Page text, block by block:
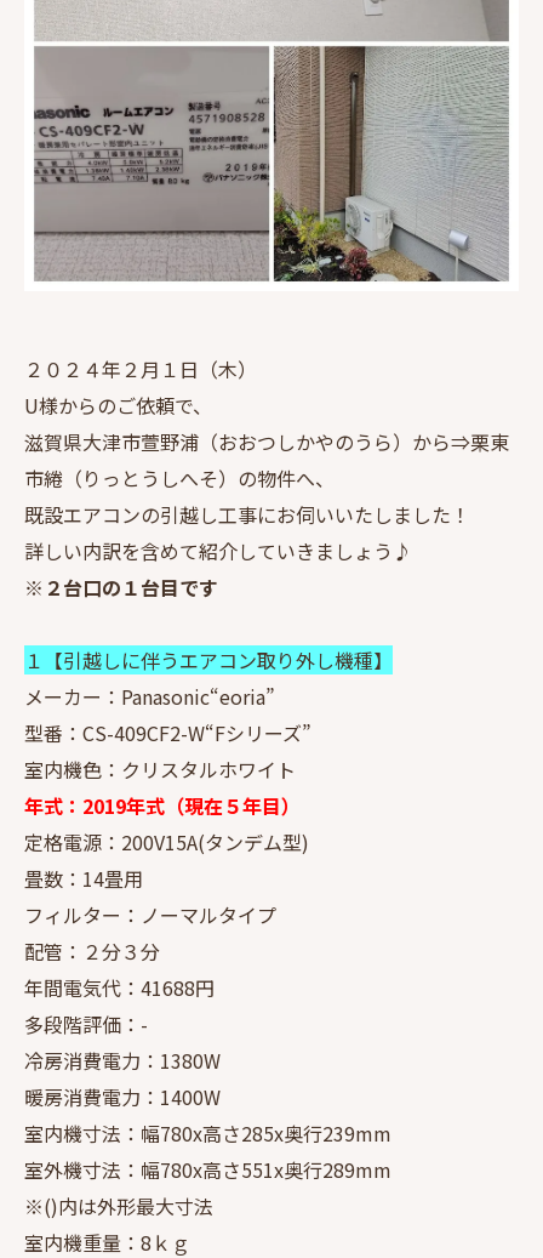
２０２４年２月１日（木）
U様からのご依頼で、
滋賀県大津市萱野浦（おおつしかやのうら）から⇒栗東
市綣（りっとうしへそ）の物件へ、
既設エアコンの引越し工事にお伺いいたしました！
詳しい内訳を含めて紹介していきましょう♪
※２台口の１台目です
１【引越しに伴うエアコン取り外し機種】
メーカー：Panasonic“eoria”
型番：CS-409CF2-W“Fシリーズ”
室内機色：クリスタルホワイト
年式：2019年式（現在５年目）
定格電源：200V15A(タンデム型)
畳数：14畳用
フィルター：ノーマルタイプ
配管：２分３分
年間電気代：41688円
多段階評価：-
冷房消費電力：1380W
暖房消費電力：1400W
室内機寸法：幅780x高さ285x奥行239mm
室外機寸法：幅780x高さ551x奥行289mm
※()内は外形最大寸法
室内機重量：8ｋｇ